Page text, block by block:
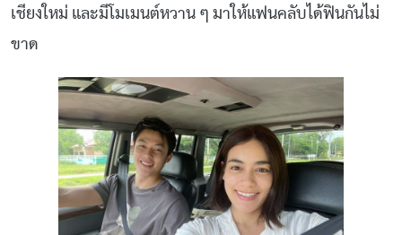
เชียงใหม่ และมีโมเมนต์หวาน ๆ มาให้แฟนคลับได้ฟินกันไม่
ขาด